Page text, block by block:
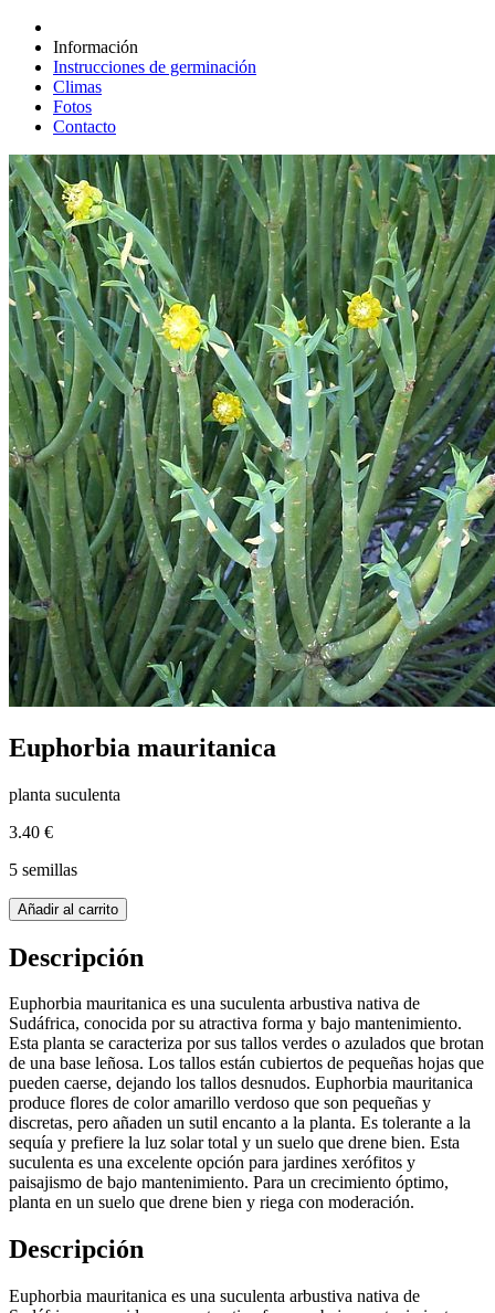
Información
Instrucciones de germinación
Climas
Fotos
Contacto
Euphorbia mauritanica
planta suculenta
3.40 €
5 semillas
Añadir al carrito
Descripción
Euphorbia mauritanica es una suculenta arbustiva nativa de
Sudáfrica, conocida por su atractiva forma y bajo mantenimiento.
Esta planta se caracteriza por sus tallos verdes o azulados que brotan
de una base leñosa. Los tallos están cubiertos de pequeñas hojas que
pueden caerse, dejando los tallos desnudos. Euphorbia mauritanica
produce flores de color amarillo verdoso que son pequeñas y
discretas, pero añaden un sutil encanto a la planta. Es tolerante a la
sequía y prefiere la luz solar total y un suelo que drene bien. Esta
suculenta es una excelente opción para jardines xerófitos y
paisajismo de bajo mantenimiento. Para un crecimiento óptimo,
planta en un suelo que drene bien y riega con moderación.
Descripción
Euphorbia mauritanica es una suculenta arbustiva nativa de